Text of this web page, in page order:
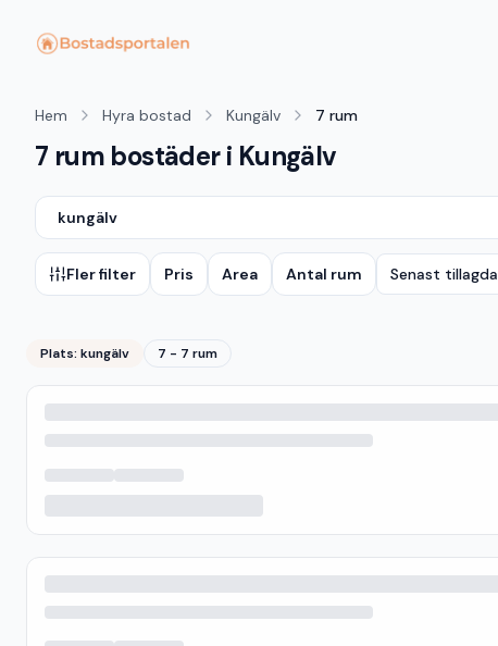
Hem Hyra bostad Kungälv 7 rum
7 rum bostäder i Kungälv
kungälv
Fler filter Pris Area Antal rum Senast tillagda
Plats: kungälv 7 - 7 rum